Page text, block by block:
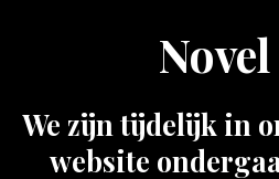
We zijn tijdelijk in
website